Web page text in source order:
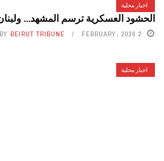
اخبار محلية
الحشود العسكرية ترسم المشهد…
2 FEBRUARY، 2026 BY BEIRUT TRIBUNE
اخبار محلية